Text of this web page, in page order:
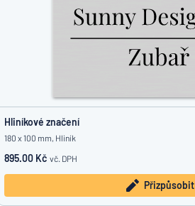
Hliníkové značení
180 x 100 mm, Hliník
895.00 Kč vč. DPH
Přizpůsobit